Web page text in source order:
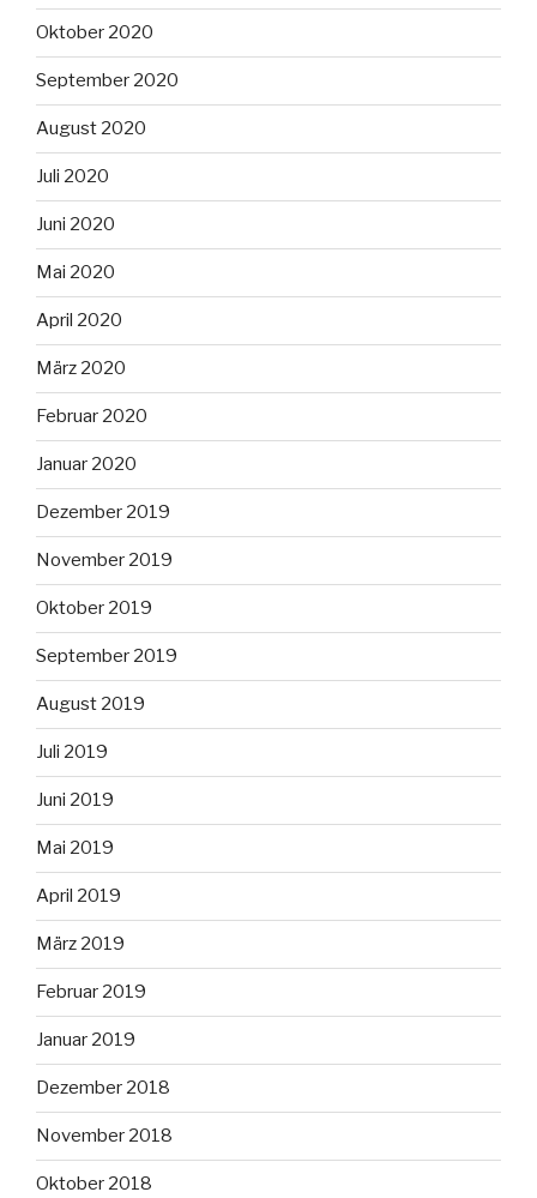
Oktober 2020
September 2020
August 2020
Juli 2020
Juni 2020
Mai 2020
April 2020
März 2020
Februar 2020
Januar 2020
Dezember 2019
November 2019
Oktober 2019
September 2019
August 2019
Juli 2019
Juni 2019
Mai 2019
April 2019
März 2019
Februar 2019
Januar 2019
Dezember 2018
November 2018
Oktober 2018